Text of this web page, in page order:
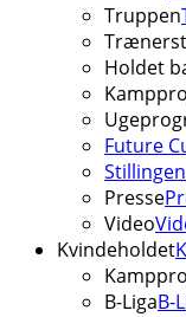
Truppen
Holdet
Future
Stillingen
Presse
Video
Kvindeholdet
B-LigaB-